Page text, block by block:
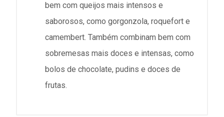
bem com queijos mais intensos e
saborosos, como gorgonzola, roquefort e
camembert. Também combinam bem com
sobremesas mais doces e intensas, como
bolos de chocolate, pudins e doces de
frutas.